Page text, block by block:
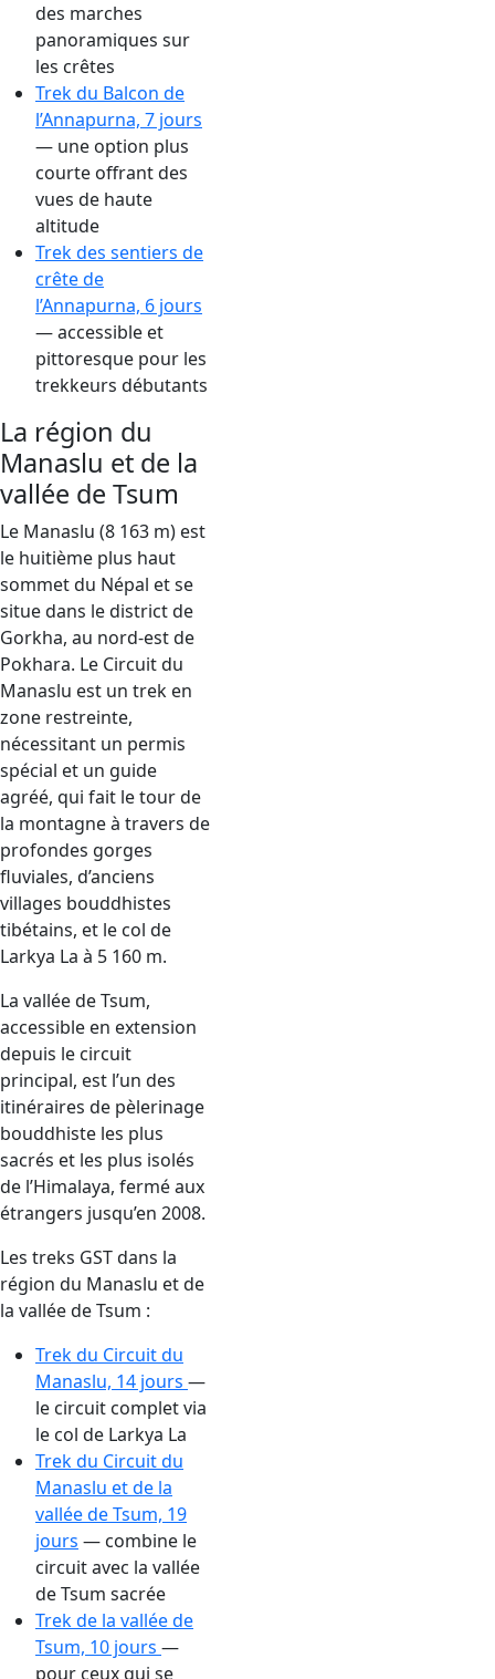
des marches
panoramiques sur
les crêtes
Trek du Balcon de
l’Annapurna, 7 jours
— une option plus
courte offrant des
vues de haute
altitude
Trek des sentiers de
crête de
l’Annapurna, 6 jours
— accessible et
pittoresque pour les
trekkeurs débutants
La région du
Manaslu et de la
vallée de Tsum
Le Manaslu (8 163 m) est
le huitième plus haut
sommet du Népal et se
situe dans le district de
Gorkha, au nord-est de
Pokhara. Le Circuit du
Manaslu est un trek en
zone restreinte,
nécessitant un permis
spécial et un guide
agréé, qui fait le tour de
la montagne à travers de
profondes gorges
fluviales, d’anciens
villages bouddhistes
tibétains, et le col de
Larkya La à 5 160 m.
La vallée de Tsum,
accessible en extension
depuis le circuit
principal, est l’un des
itinéraires de pèlerinage
bouddhiste les plus
sacrés et les plus isolés
de l’Himalaya, fermé aux
étrangers jusqu’en 2008.
Les treks GST dans la
région du Manaslu et de
la vallée de Tsum :
Trek du Circuit du
Manaslu, 14 jours —
le circuit complet via
le col de Larkya La
Trek du Circuit du
Manaslu et de la
vallée de Tsum, 19
jours — combine le
circuit avec la vallée
de Tsum sacrée
Trek de la vallée de
Tsum, 10 jours —
pour ceux qui se